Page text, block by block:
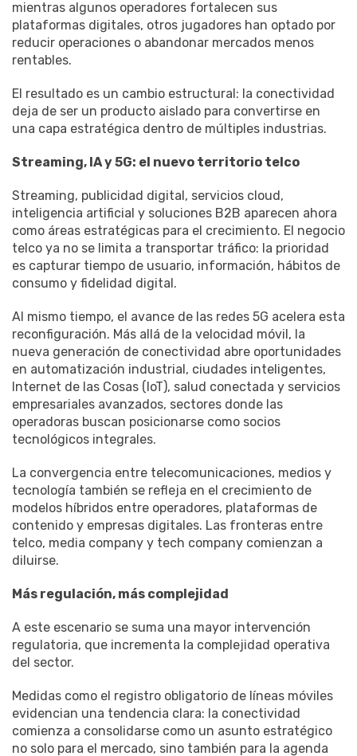
mientras algunos operadores fortalecen sus
plataformas digitales, otros jugadores han optado por
reducir operaciones o abandonar mercados menos
rentables.
El resultado es un cambio estructural: la conectividad
deja de ser un producto aislado para convertirse en
una capa estratégica dentro de múltiples industrias.
Streaming, IA y 5G: el nuevo territorio telco
Streaming, publicidad digital, servicios cloud,
inteligencia artificial y soluciones B2B aparecen ahora
como áreas estratégicas para el crecimiento. El negocio
telco ya no se limita a transportar tráfico: la prioridad
es capturar tiempo de usuario, información, hábitos de
consumo y fidelidad digital.
Al mismo tiempo, el avance de las redes 5G acelera esta
reconfiguración. Más allá de la velocidad móvil, la
nueva generación de conectividad abre oportunidades
en automatización industrial, ciudades inteligentes,
Internet de las Cosas (IoT), salud conectada y servicios
empresariales avanzados, sectores donde las
operadoras buscan posicionarse como socios
tecnológicos integrales.
La convergencia entre telecomunicaciones, medios y
tecnología también se refleja en el crecimiento de
modelos híbridos entre operadores, plataformas de
contenido y empresas digitales. Las fronteras entre
telco, media company y tech company comienzan a
diluirse.
Más regulación, más complejidad
A este escenario se suma una mayor intervención
regulatoria, que incrementa la complejidad operativa
del sector.
Medidas como el registro obligatorio de líneas móviles
evidencian una tendencia clara: la conectividad
comienza a consolidarse como un asunto estratégico
no solo para el mercado, sino también para la agenda